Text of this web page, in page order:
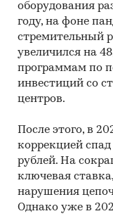
оборудования
году, на фоне
стремительный
увеличился на
программам по
инвестиций со
центров.
После этого, в
коррекцией спад
рублей. На
ключевая
нарушения
Однако уже в